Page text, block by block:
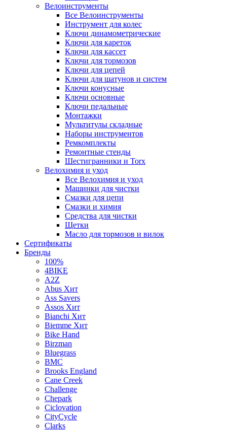
Велоинструменты
Все Велоинструменты
Инструмент для колес
Ключи динамометрические
Ключи для кареток
Ключи для кассет
Ключи для тормозов
Ключи для цепей
Ключи для шатунов и систем
Ключи конусные
Ключи основные
Ключи педальные
Монтажки
Мультитулы складные
Наборы инструментов
Ремкомплекты
Ремонтные стенды
Шестигранники и Torx
Велохимия и уход
Все Велохимия и уход
Машинки для чистки
Смазки для цепи
Смазки и химия
Средства для чистки
Щетки
Масло для тормозов и вилок
Сертификаты
Бренды
100%
4BIKE
A2Z
Abus Хит
Ass Savers
Assos Хит
Bianchi Хит
Biemme Хит
Bike Hand
Birzman
Bluegrass
BMC
Brooks England
Cane Creek
Challenge
Chepark
Ciclovation
CityCycle
Clarks